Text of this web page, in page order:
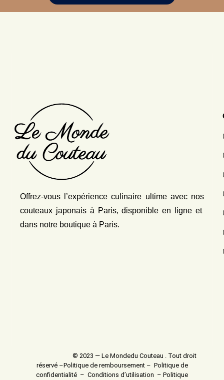
Offrez-vous l’expérience culinaire ultime avec nos
couteaux japonais à Paris, disponible en ligne et
dans notre boutique à Paris.
© 2023 — Le Mondedu Couteau . Tout droit
réservé –Politique de remboursement – Politique de
confidentialité – Conditions d’utilisation – Politique